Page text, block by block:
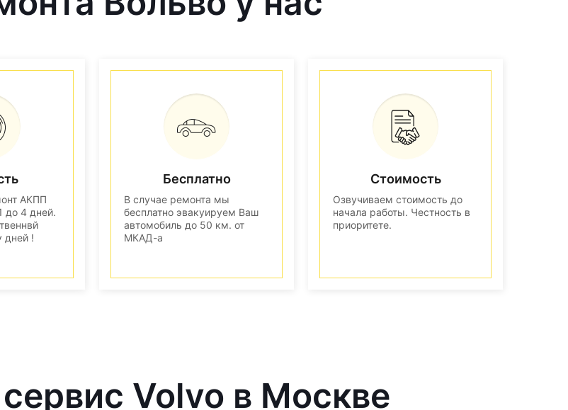
АКПП
до 4 дней.
дней !
Бесплатно
В случае ремонта мы
бесплатно эвакуируем Ваш
автомобиль до 50 км. от
МКАД-а
Стоимость
Озвучиваем стоимость до
начала работы. Честность в
приоритете.
Volvo в Москве